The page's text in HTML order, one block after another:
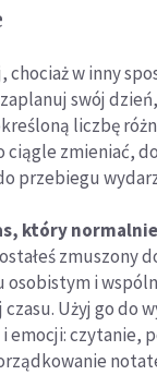
chociaż w inny
swój
liczbę
ciągle zmieniać,
przebiegu
który
zmuszony
osobistym i
czasu. Użyj go do
czytanie,